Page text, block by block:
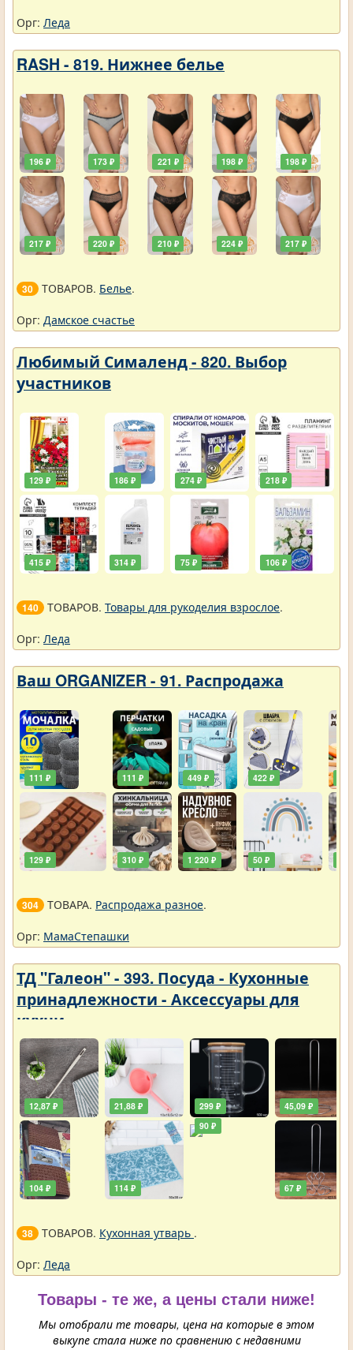
Орг: Леда
RASH - 819. Нижнее белье
196 ₽
217 ₽
173 ₽
220 ₽
221 ₽
210 ₽
198 ₽
224 ₽
198 ₽
217 ₽
30 ТОВАРОВ. Белье.
Орг: Дамское счастье
Любимый Сималенд - 820. Выбор
участников
129 ₽
415 ₽
186 ₽
314 ₽
274 ₽
75 ₽
218 ₽
106 ₽
140 ТОВАРОВ. Товары для рукоделия взрослое.
Орг: Леда
Ваш ORGANIZER - 91. Распродажа
111 ₽
129 ₽
111 ₽
310 ₽
449 ₽
1 220 ₽
422 ₽
50 ₽
304 ТОВАРА. Распродажа разное.
Орг: МамаСтепашки
ТД "Галеон" - 393. Посуда - Кухонные
принадлежности - Аксессуары для
кухни
12,87 ₽
104 ₽
21,88 ₽
114 ₽
299 ₽
90 ₽
45,09 ₽
67 ₽
38 ТОВАРОВ. Кухонная утварь .
Орг: Леда
Товары - те же, а цены стали ниже!
Мы отобрали те товары, цена на которые в этом
выкупе стала ниже по сравнению с недавними